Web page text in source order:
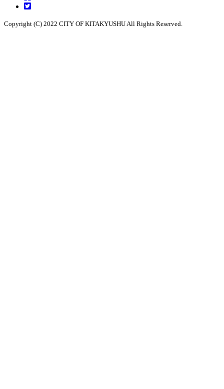
Copyright (C) 2022 CITY OF KITAKYUSHU All Rights Reserved.